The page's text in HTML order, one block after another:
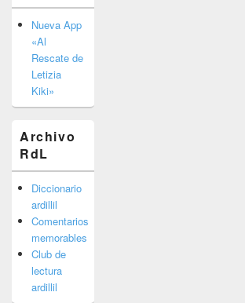
Nueva App
«Al
Rescate de
Letizia
Kiki»
Archivo
RdL
Diccionario
ardillil
Comentarios
memorables
Club de
lectura
ardillil